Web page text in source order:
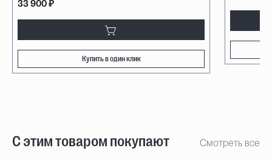
33 900 ₽
Купить в один клик
С этим товаром покупают Смотреть все